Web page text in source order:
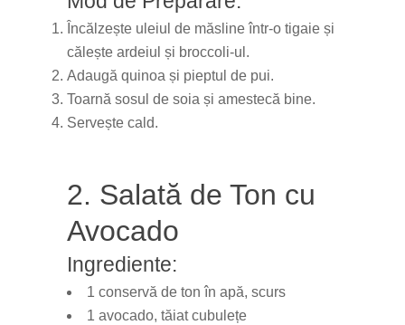
Încălzește uleiul de măsline într-o tigaie și
călește ardeiul și broccoli-ul.
Adaugă quinoa și pieptul de pui.
Toarnă sosul de soia și amestecă bine.
Servește cald.
2. Salată de Ton cu
Avocado
Ingrediente:
1 conservă de ton în apă, scurs
1 avocado, tăiat cubulețe